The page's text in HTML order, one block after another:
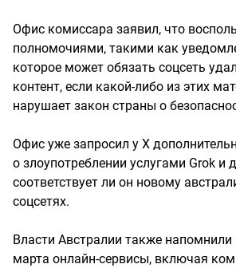
Офис комиссара заявил, что
полномочиями, такими как
которое может обязать соцсеть
контент, если какой-либо из этих
нарушает закон страны о
Офис уже запросил у X
о злоупотреблении услугами Grok и
соответствует ли он новому
соцсетях.
Власти Австралии также напомнили
марта онлайн-сервисы, включая